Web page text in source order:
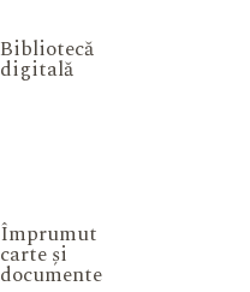
Bibliotecă
digitală
Împrumut
carte și
documente